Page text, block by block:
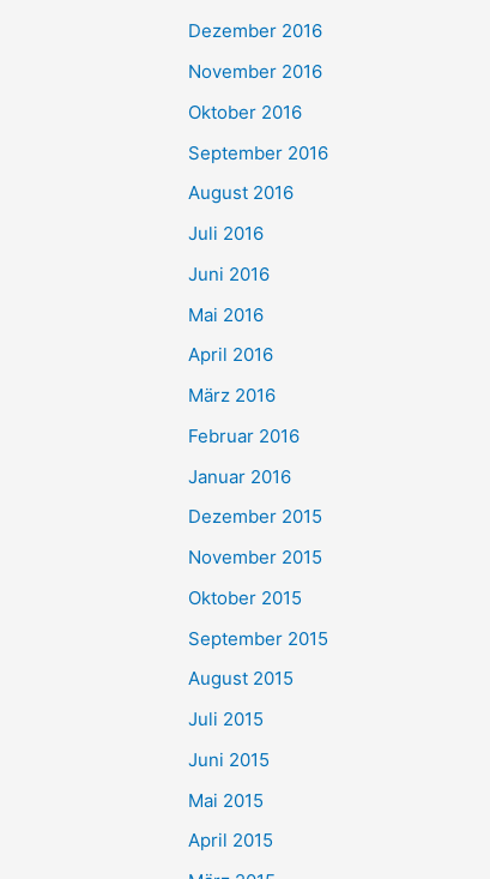
Dezember 2016
November 2016
Oktober 2016
September 2016
August 2016
Juli 2016
Juni 2016
Mai 2016
April 2016
März 2016
Februar 2016
Januar 2016
Dezember 2015
November 2015
Oktober 2015
September 2015
August 2015
Juli 2015
Juni 2015
Mai 2015
April 2015